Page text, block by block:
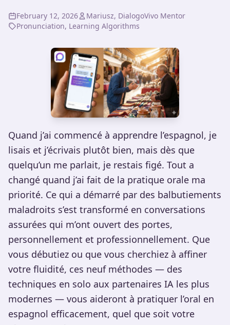
February 12, 2026
Mariusz, DialogoVivo Mentor
Pronunciation, Learning Algorithms
Quand j’ai commencé à apprendre l’espagnol, je
lisais et j’écrivais plutôt bien, mais dès que
quelqu’un me parlait, je restais figé. Tout a
changé quand j’ai fait de la pratique orale ma
priorité. Ce qui a démarré par des balbutiements
maladroits s’est transformé en conversations
assurées qui m’ont ouvert des portes,
personnellement et professionnellement. Que
vous débutiez ou que vous cherchiez à affiner
votre fluidité, ces neuf méthodes — des
techniques en solo aux partenaires IA les plus
modernes — vous aideront à pratiquer l’oral en
espagnol efficacement, quel que soit votre